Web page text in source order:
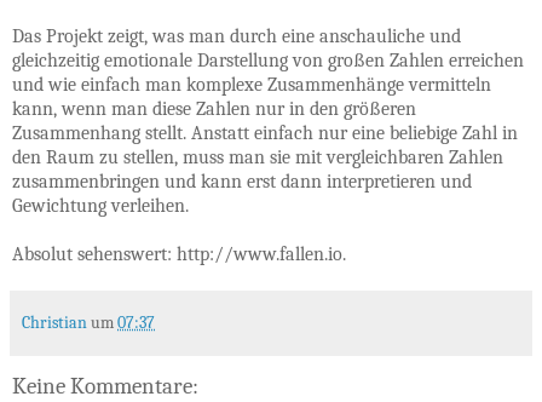
Das Projekt zeigt, was man durch eine anschauliche und
gleichzeitig emotionale Darstellung von großen Zahlen erreichen
und wie einfach man komplexe Zusammenhänge vermitteln
kann, wenn man diese Zahlen nur in den größeren
Zusammenhang stellt. Anstatt einfach nur eine beliebige Zahl in
den Raum zu stellen, muss man sie mit vergleichbaren Zahlen
zusammenbringen und kann erst dann interpretieren und
Gewichtung verleihen.
Absolut sehenswert: http://www.fallen.io.
Christianum07:37
Keine Kommentare: